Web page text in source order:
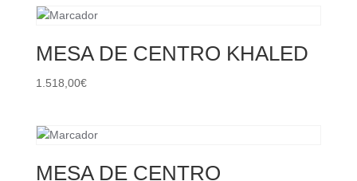
MESA DE CENTRO KHALED
1.518,00€
MESA DE CENTRO